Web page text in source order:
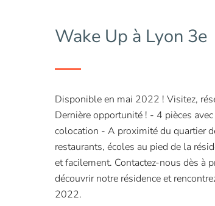
Wake Up à Lyon 3e
Disponible en mai 2022 ! Visitez,
Dernière opportunité ! - 4 pièces
colocation - A proximité du quartier
restaurants, écoles au pied de la
et facilement. Contactez-nous dès
découvrir notre résidence et
2022.